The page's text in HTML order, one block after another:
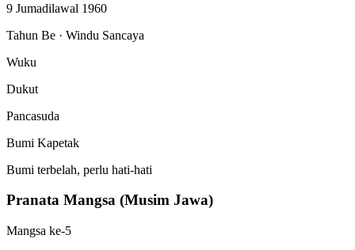
9 Jumadilawal 1960
Tahun Be · Windu Sancaya
Wuku
Dukut
Pancasuda
Bumi Kapetak
Bumi terbelah, perlu hati-hati
Pranata Mangsa (Musim Jawa)
Mangsa ke-5